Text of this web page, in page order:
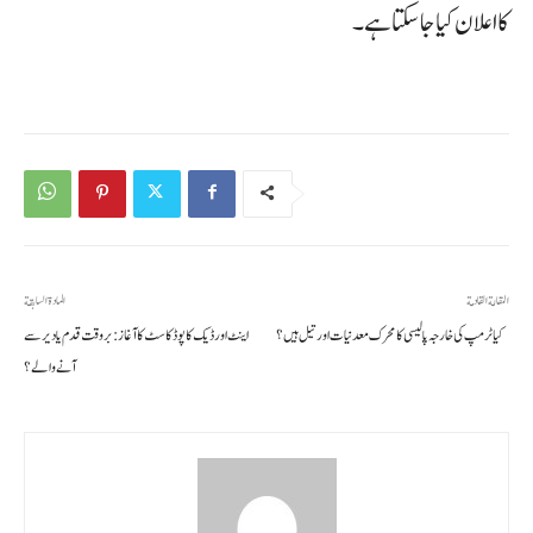
کا اعلان کیا جا سکتا ہے۔
المادة السابقة
اینٹ اور ڈیک کا پوڈ کاسٹ کا آغاز: بروقت قدم یا دیر سے
آنے والے؟
المقالة القادمة
کیا ٹرمپ کی خارجہ پالیسی کا محرک معدنیات اور تیل ہیں؟